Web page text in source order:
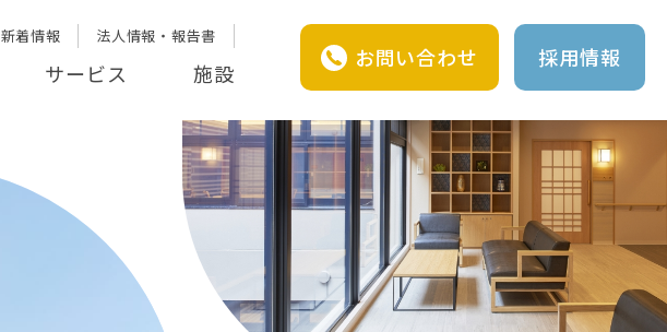
サービス 施設
新着情報 法人情報・報告書
お問い合わせ 採用情報